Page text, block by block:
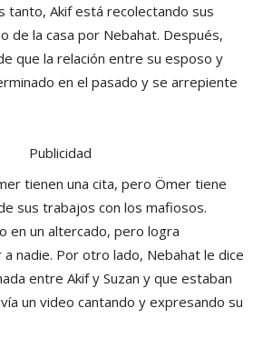
tanto, Akif está recolectando sus
de la casa por Nebahat. Después,
que la relación entre su esposo y
en el pasado y se arrepiente
Publicidad
tienen una cita, pero Ömer tiene
sus trabajos con los mafiosos.
en un altercado, pero logra
a nadie. Por otro lado, Nebahat le dice
entre Akif y Suzan y que estaban
un video cantando y expresando su